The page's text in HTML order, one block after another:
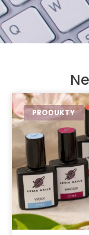
PRODUKTY